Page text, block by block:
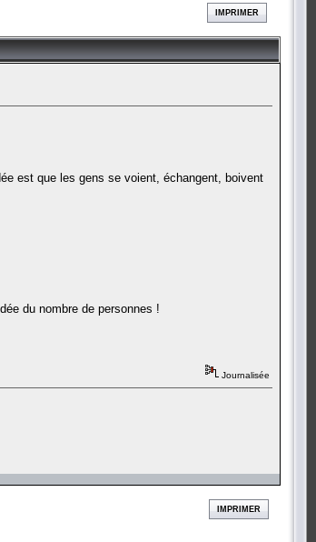
IMPRIMER
est que les gens se voient, échangent, boivent
du nombre de personnes !
Journalisée
IMPRIMER